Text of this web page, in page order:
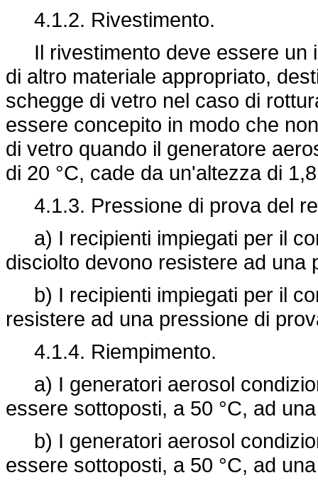
4.1.2. Rivestimento.
Il rivestimento deve essere un
di altro materiale appropriato,
schegge di vetro nel caso di
essere concepito in modo che
di vetro quando il generatore
di 20 °C, cade da un'altezza di
4.1.3. Pressione di prova del
a) I recipienti impiegati per il
disciolto devono resistere ad una
b) I recipienti impiegati per il
resistere ad una pressione di
4.1.4. Riempimento.
a) I generatori aerosol
essere sottoposti, a 50 °C, ad
b) I generatori aerosol
essere sottoposti, a 50 °C, ad